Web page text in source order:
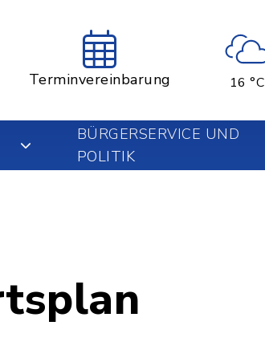
Terminvereinbarung 16 °C
BÜRGERSERVICE UND
POLITIK